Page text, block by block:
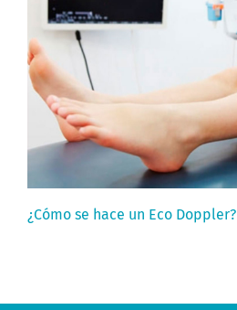
¿Cómo se hace un Eco Doppler?